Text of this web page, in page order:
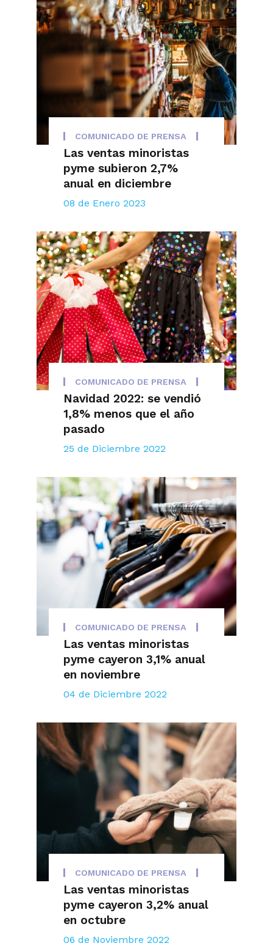
COMUNICADO DE PRENSA
Las ventas minoristas
pyme subieron 2,7%
anual en diciembre
08 de Enero 2023
COMUNICADO DE PRENSA
Navidad 2022: se vendió
1,8% menos que el año
pasado
25 de Diciembre 2022
COMUNICADO DE PRENSA
Las ventas minoristas
pyme cayeron 3,1% anual
en noviembre
04 de Diciembre 2022
COMUNICADO DE PRENSA
Las ventas minoristas
pyme cayeron 3,2% anual
en octubre
06 de Noviembre 2022